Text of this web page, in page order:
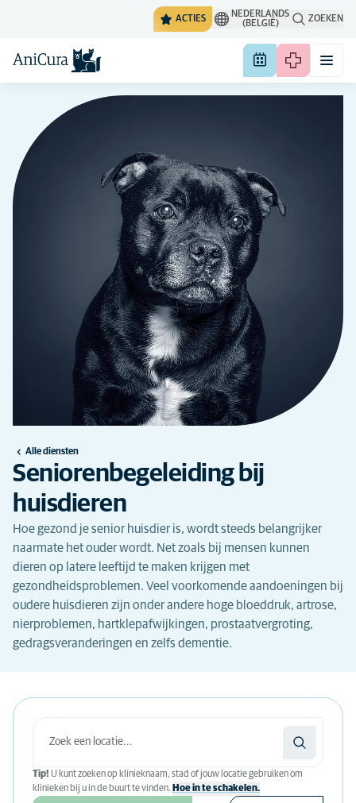
ACTIES
NEDERLANDS
(BELGIË)
ZOEKEN
Alle diensten
Seniorenbegeleiding bij
huisdieren
Hoe gezond je senior huisdier is, wordt steeds belangrijker
naarmate het ouder wordt. Net zoals bij mensen kunnen
dieren op latere leeftijd te maken krijgen met
gezondheidsproblemen. Veel voorkomende aandoeningen bij
oudere huisdieren zijn onder andere hoge bloeddruk, artrose,
nierproblemen, hartklepafwijkingen, prostaatvergroting,
gedragsveranderingen en zelfs dementie.
Tip! U kunt zoeken op klinieknaam, stad of jouw locatie gebruiken om
klinieken bij u in de buurt te vinden. Hoe in te schakelen.